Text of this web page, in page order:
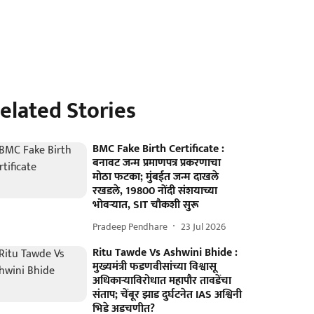
Stories
BMC Fake Birth Certificate :
बनावट जन्म प्रमाणपत्र प्रकरणाचा
मोठा फटका; मुंबईत जन्म दाखले
रखडले, 19800 नोंदी संशयाच्या
भोवऱ्यात, SIT चौकशी सुरू
Pradeep Pendhare 23 Jul 2026
Ritu Tawde Vs Ashwini Bhide :
मुख्यमंत्री फडणवीसांच्या विश्वासू
अधिकाऱ्याविरोधात महापौर तावडेंचा
संताप; चेंबूर झाड दुर्घटनेत IAS अश्विनी
भिडे अडचणीत?